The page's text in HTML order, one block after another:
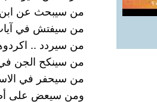
من سيبحث عن
من سيفتش في آيات
من سيردد ..
من سينكح الجن
من سيحفر في
ومن سيعض على